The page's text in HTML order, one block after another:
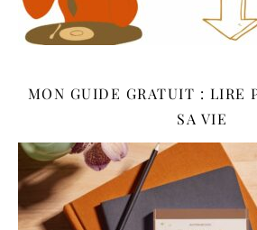
MON GUIDE GRATUIT : LIRE
SA VIE